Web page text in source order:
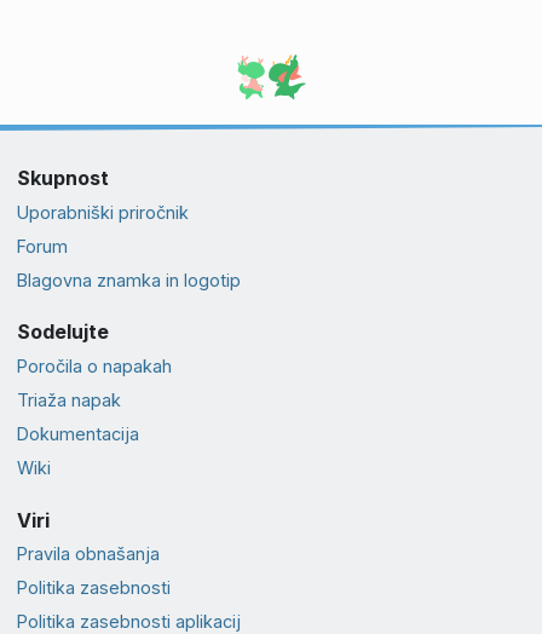
Skupnost
Uporabniški priročnik
Forum
Blagovna znamka in logotip
Sodelujte
Poročila o napakah
Triaža napak
Dokumentacija
Wiki
Viri
Pravila obnašanja
Politika zasebnosti
Politika zasebnosti aplikacij